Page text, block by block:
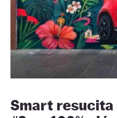
Smart resucita